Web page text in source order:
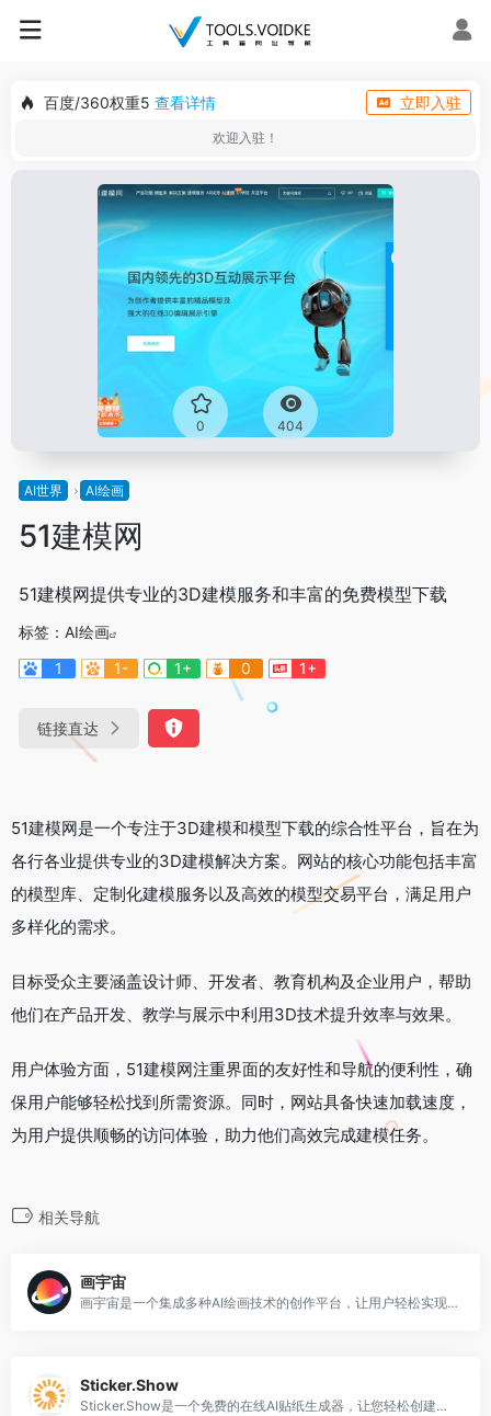
百度/360权重5 查看详情 立即入驻
欢迎入驻！
0 404
AI世界 AI绘画
51建模网
51建模网提供专业的3D建模服务和丰富的免费模型下载
标签： AI绘画
1
1- 1+ 0 1+
链接直达
51建模网是一个专注于3D建模和模型下载的综合性平台，旨在为
各行各业提供专业的3D建模解决方案。网站的核心功能包括丰富
的模型库、定制化建模服务以及高效的模型交易平台，满足用户
多样化的需求。
目标受众主要涵盖设计师、开发者、教育机构及企业用户，帮助
他们在产品开发、教学与展示中利用3D技术提升效率与效果。
用户体验方面，51建模网注重界面的友好性和导航的便利性，确
保用户能够轻松找到所需资源。同时，网站具备快速加载速度，
为用户提供顺畅的访问体验，助力他们高效完成建模任务。
相关导航
画宇宙
画宇宙是一个集成多种AI绘画技术的创作平台，让用户轻松实现创意
Sticker.Show
Sticker.Show是一个免费的在线AI贴纸生成器，让您轻松创建个性化贴纸